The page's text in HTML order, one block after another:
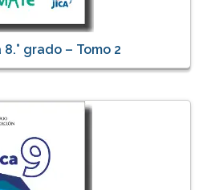
grado – Tomo 2